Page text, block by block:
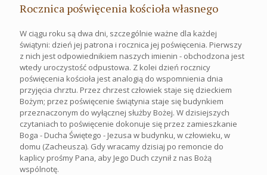
Rocznica poświęcenia kościoła własnego
W ciągu roku są dwa dni, szczególnie ważne dla każdej
świątyni: dzień jej patrona i rocznica jej poświęcenia. Pierwszy
z nich jest odpowiednikiem naszych imienin - obchodzona jest
wtedy uroczystość odpustowa. Z kolei dzień rocznicy
poświęcenia kościoła jest analogią do wspomnienia dnia
przyjęcia chrztu. Przez chrzest człowiek staje się dzieckiem
Bożym; przez poświęcenie świątynia staje się budynkiem
przeznaczonym do wyłącznej służby Bożej. W dzisiejszych
czytaniach to poświęcenie dokonuje się przez zamieszkanie
Boga - Ducha Świętego - Jezusa w budynku, w człowieku, w
domu (Zacheusza). Gdy wracamy dzisiaj po remoncie do
kaplicy prośmy Pana, aby Jego Duch czynił z nas Bożą
wspólnotę.